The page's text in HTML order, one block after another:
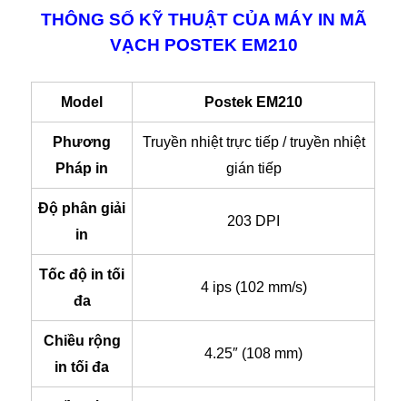
THÔNG SỐ KỸ THUẬT CỦA MÁY IN MÃ
VẠCH POSTEK EM210
Model Postek EM210
Phương
Pháp in
Truyền nhiệt trực tiếp / truyền nhiệt
gián tiếp
Độ phân giải
in
203 DPI
Tốc độ in tối
đa
4 ips (102 mm/s)
Chiều rộng
in tối đa
4.25″ (108 mm)